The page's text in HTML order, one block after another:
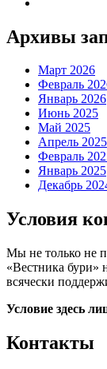
Архивы
Март 2026
Февраль
Январь 2026
Июнь 2025
Май 2025
Апрель 2025
Февраль
Январь 2025
Декабрь
Условия
Мы не только не
«Вестника
всячески
Условие здесь
Контакты